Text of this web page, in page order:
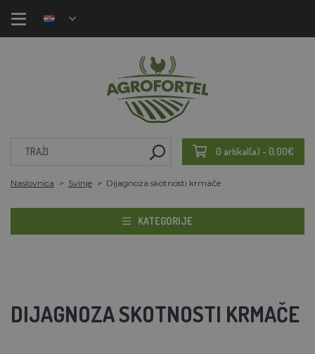
0 artikal(a) - 0,00€
Naslovnica Svinje Dijagnoza skotnosti krmače
KATEGORIJE
DIJAGNOZA SKOTNOSTI KRMAČE